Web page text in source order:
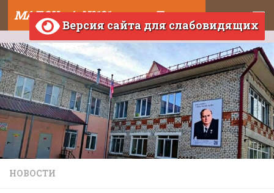
Skip to content МАДОУ д/с №121 города Тюмени
Версия сайта для слабовидящих
НОВОСТИ